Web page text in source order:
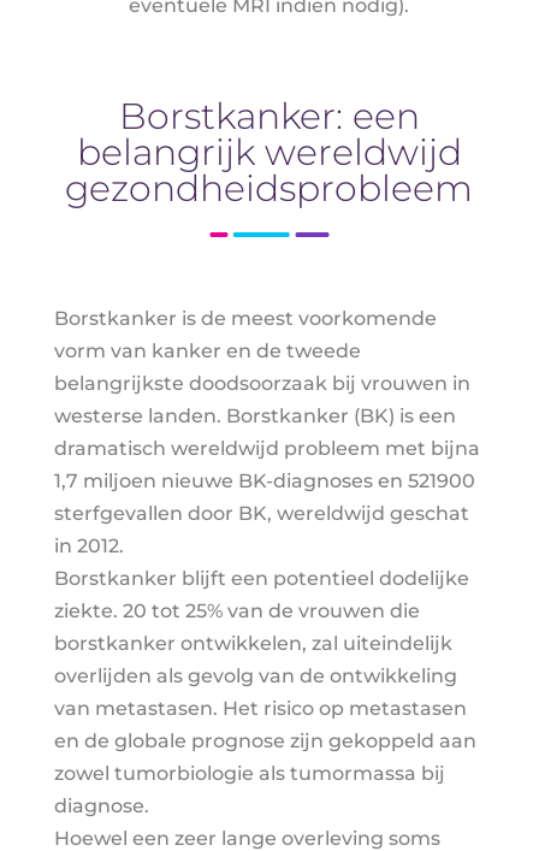
eventuele MRI indien nodig).
Borstkanker: een
belangrijk wereldwijd
gezondheidsprobleem
Borstkanker is de meest voorkomende
vorm van kanker en de tweede
belangrijkste doodsoorzaak bij vrouwen in
westerse landen. Borstkanker (BK) is een
dramatisch wereldwijd probleem met bijna
1,7 miljoen nieuwe BK-diagnoses en 521900
sterfgevallen door BK, wereldwijd geschat
in 2012.
Borstkanker blijft een potentieel dodelijke
ziekte. 20 tot 25% van de vrouwen die
borstkanker ontwikkelen, zal uiteindelijk
overlijden als gevolg van de ontwikkeling
van metastasen. Het risico op metastasen
en de globale prognose zijn gekoppeld aan
zowel tumorbiologie als tumormassa bij
diagnose.
Hoewel een zeer lange overleving soms